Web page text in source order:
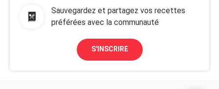
Sauvegardez et partagez vos recettes
préférées avec la communauté
S'INSCRIRE